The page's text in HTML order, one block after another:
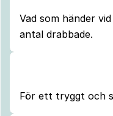
Vad som händer
antal drabbade.
För ett tryggt och